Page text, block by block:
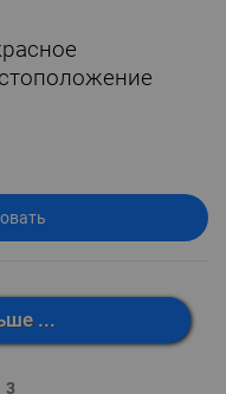
...
3